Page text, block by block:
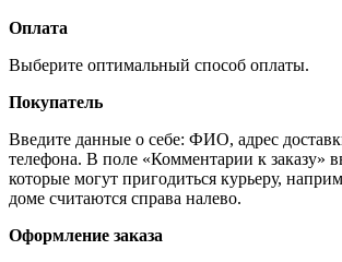
Оплата
Выберите оптимальный способ оплаты.
Покупатель
Введите данные о себе: ФИО, адрес
телефона. В поле «Комментарии к заказу»
которые могут пригодиться курьеру,
доме считаются справа налево.
Оформление заказа